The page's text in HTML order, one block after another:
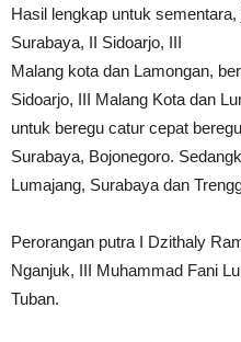
Hasil lengkap untuk
Surabaya, II Sidoarjo, III
Malang kota dan Lamongan,
Sidoarjo, III Malang Kota dan
untuk beregu catur cepat
Surabaya, Bojonegoro.
Lumajang, Surabaya dan
Perorangan putra I Dzithaly
Nganjuk, III Muhammad Fani
Tuban.